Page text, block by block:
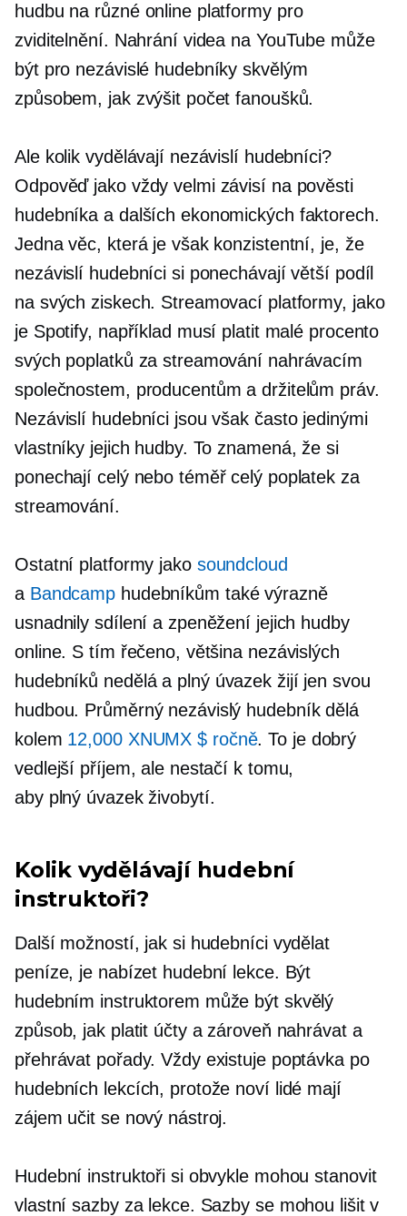
hudbu na různé online platformy pro
zviditelnění. Nahrání videa na YouTube může
být pro nezávislé hudebníky skvělým
způsobem, jak zvýšit počet fanoušků.
Ale kolik vydělávají nezávislí hudebníci?
Odpověď jako vždy velmi závisí na pověsti
hudebníka a dalších ekonomických faktorech.
Jedna věc, která je však konzistentní, je, že
nezávislí hudebníci si ponechávají větší podíl
na svých ziskech. Streamovací platformy, jako
je Spotify, například musí platit malé procento
svých poplatků za streamování nahrávacím
společnostem, producentům a držitelům práv.
Nezávislí hudebníci jsou však často jedinými
vlastníky jejich hudby. To znamená, že si
ponechají celý nebo téměř celý poplatek za
streamování.
Ostatní platformy jako soundcloud
a Bandcamp hudebníkům také výrazně
usnadnily sdílení a zpeněžení jejich hudby
online. S tím řečeno, většina nezávislých
hudebníků nedělá a plný úvazek žijí jen svou
hudbou. Průměrný nezávislý hudebník dělá
kolem 12,000 XNUMX $ ročně. To je dobrý
vedlejší příjem, ale nestačí k tomu,
aby plný úvazekživobytí.
Kolik vydělávají hudební
instruktoři?
Další možností, jak si hudebníci vydělat
peníze, je nabízet hudební lekce. Být
hudebním instruktorem může být skvělý
způsob, jak platit účty a zároveň nahrávat a
přehrávat pořady. Vždy existuje poptávka po
hudebních lekcích, protože noví lidé mají
zájem učit se nový nástroj.
Hudební instruktoři si obvykle mohou stanovit
vlastní sazby za lekce. Sazby se mohou lišit v